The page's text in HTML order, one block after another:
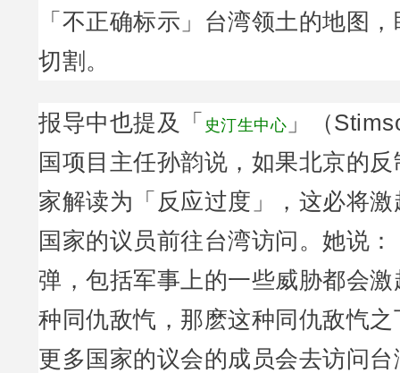
「不正确标示」台湾领土的地图
切割。
报导中也提及「 史汀生中心 」（
国项目主任孙韵说，如果北京的
家解读为「反应过度」，这必将
国家的议员前往台湾访问。她说
弹，包括军事上的一些威胁都会
种同仇敌忾，那麽这种同仇敌忾
更多国家的议会的成员会去访问台